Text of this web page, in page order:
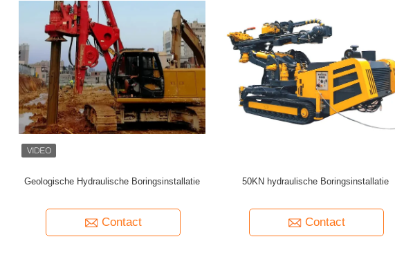
Geologische Hydraulische Boringsinstallatie
Contact
50KN hydraulische Boringsinstallatie
Contact